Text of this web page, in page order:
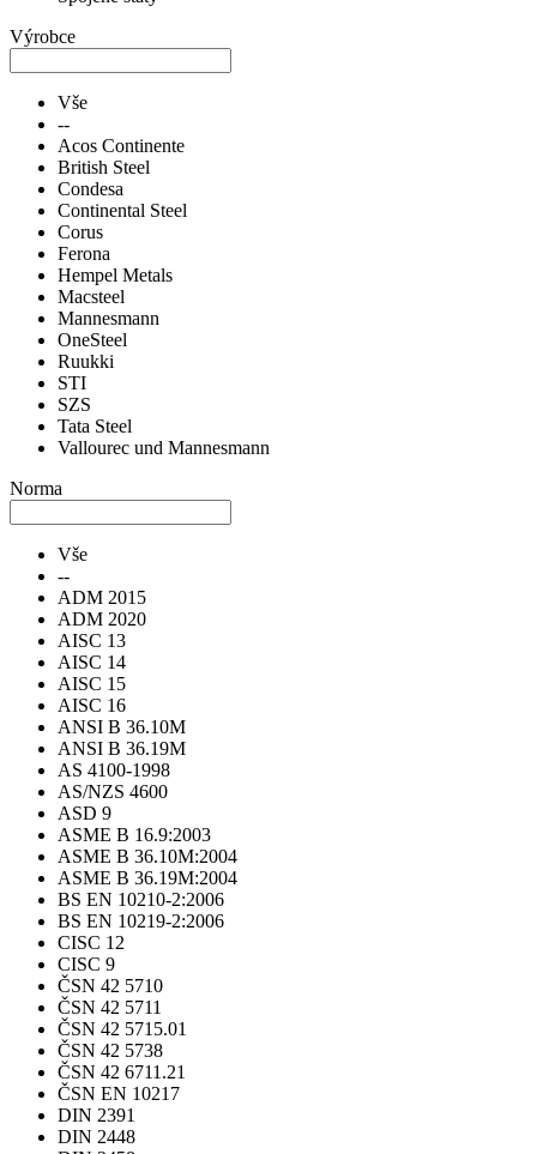
Výrobce
Vše
--
Acos Continente
British Steel
Condesa
Continental Steel
Corus
Ferona
Hempel Metals
Macsteel
Mannesmann
OneSteel
Ruukki
STI
SZS
Tata Steel
Vallourec und Mannesmann
Norma
Vše
--
ADM 2015
ADM 2020
AISC 13
AISC 14
AISC 15
AISC 16
ANSI B 36.10M
ANSI B 36.19M
AS 4100-1998
AS/NZS 4600
ASD 9
ASME B 16.9:2003
ASME B 36.10M:2004
ASME B 36.19M:2004
BS EN 10210-2:2006
BS EN 10219-2:2006
CISC 12
CISC 9
ČSN 42 5710
ČSN 42 5711
ČSN 42 5715.01
ČSN 42 5738
ČSN 42 6711.21
ČSN EN 10217
DIN 2391
DIN 2448